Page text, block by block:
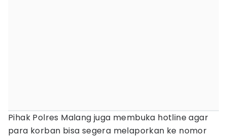
Pihak Polres Malang juga membuka hotline agar
para korban bisa segera melaporkan ke nomor